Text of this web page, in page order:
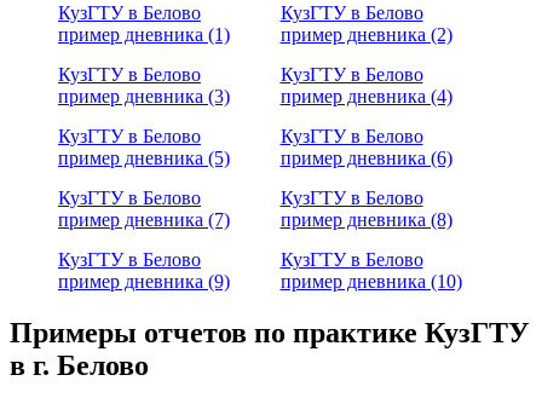
КузГТУ в Белово
пример дневника (1)
КузГТУ в Белово
пример дневника (2)
КузГТУ в Белово
пример дневника (3)
КузГТУ в Белово
пример дневника (4)
КузГТУ в Белово
пример дневника (5)
КузГТУ в Белово
пример дневника (6)
КузГТУ в Белово
пример дневника (7)
КузГТУ в Белово
пример дневника (8)
КузГТУ в Белово
пример дневника (9)
КузГТУ в Белово
пример дневника (10)
Примеры отчетов по практике КузГТУ
в г. Белово